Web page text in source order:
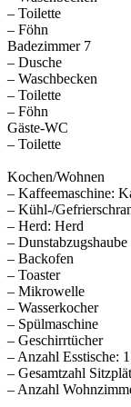
– Toilette
– Föhn
Badezimmer 7
– Dusche
– Waschbecken
– Toilette
– Föhn
Gäste-WC
– Toilette
Kochen/Wohnen
– Kaffeemaschine:
– Kühl-/
– Herd: Herd
– Dunstabzugshaube
– Backofen
– Toaster
– Mikrowelle
– Wasserkocher
– Spülmaschine
– Geschirrtücher
– Anzahl Esstische: 1
– Gesamtzahl
– Anzahl